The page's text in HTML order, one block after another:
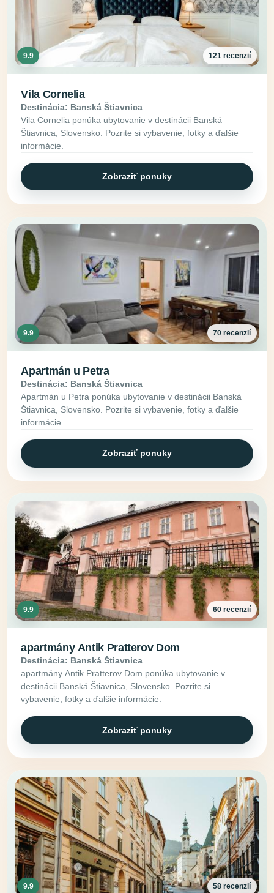
9.9 121 recenzií
Vila Cornelia
Destinácia: Banská Štiavnica
Vila Cornelia ponúka ubytovanie v destinácii Banská
Štiavnica, Slovensko. Pozrite si vybavenie, fotky a ďalšie
informácie.
Zobraziť ponuky
9.9 70 recenzií
Apartmán u Petra
Destinácia: Banská Štiavnica
Apartmán u Petra ponúka ubytovanie v destinácii Banská
Štiavnica, Slovensko. Pozrite si vybavenie, fotky a ďalšie
informácie.
Zobraziť ponuky
9.9 60 recenzií
apartmány Antik Pratterov Dom
Destinácia: Banská Štiavnica
apartmány Antik Pratterov Dom ponúka ubytovanie v
destinácii Banská Štiavnica, Slovensko. Pozrite si
vybavenie, fotky a ďalšie informácie.
Zobraziť ponuky
9.9 58 recenzií